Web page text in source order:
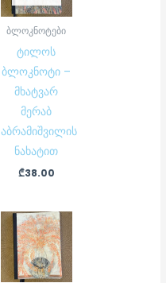
ბლოკნოტები
ტილოს
ბლოკნოტი –
მხატვარ
მერაბ
აბრამიშვილის
ნახატით
₾38.00